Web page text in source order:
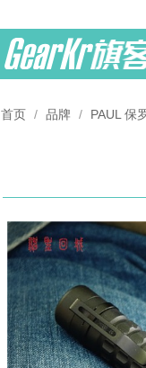
首页 / 品牌 / PAUL 保